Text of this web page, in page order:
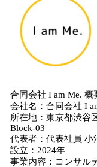
合同会社 I am Me. 概
会社名：合同会社 I
所在地：東京都渋谷
Block-03
代表者：代表社員 小
設立：2024年
事業内容：コンサル